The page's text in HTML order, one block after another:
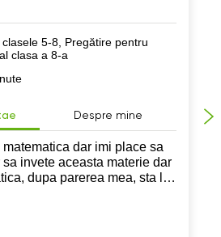
5-8, Pregătire pentru
clasa a 8-a
Despre mine
dar imi place sa
invete aceasta materie dar
dupa parerea mea, sta la
si e un lucru minunat sa
inconjuratoare